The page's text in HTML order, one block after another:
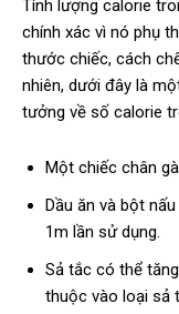
Tính lượng calorie
chính xác vì nó phụ
thước chiếc, cách
nhiên, dưới đây là
tưởng về số calorie
Một chiếc chân
Dầu ăn và bột
1m lần sử dụng.
Sả tắc có thể
thuộc vào loại sả